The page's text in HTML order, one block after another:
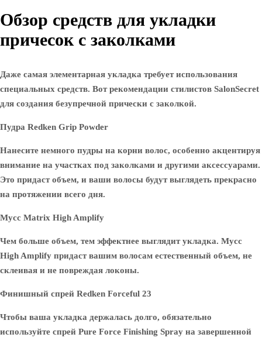
Обзор средств для укладки
причесок с заколками
Даже самая элементарная укладка требует использования
специальных средств. Вот рекомендации стилистов SalonSecret
для создания безупречной прически с заколкой.
Пудра Redken Grip Powder
Нанесите немного пудры на корни волос, особенно акцентируя
внимание на участках под заколками и другими аксессуарами.
Это придаст объем, и ваши волосы будут выглядеть прекрасно
на протяжении всего дня.
Мусс Matrix High Amplify
Чем больше объем, тем эффектнее выглядит укладка. Мусс
High Amplify придаст вашим волосам естественный объем, не
склеивая и не повреждая локоны.
Финишный спрей Redken Forceful 23
Чтобы ваша укладка держалась долго, обязательно
используйте спрей Pure Force Finishing Spray на завершенной